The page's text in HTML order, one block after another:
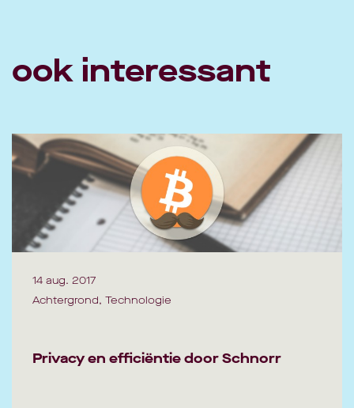
ook interessant
14 aug. 2017
Achtergrond, Technologie
Privacy en efficiëntie door Schnorr